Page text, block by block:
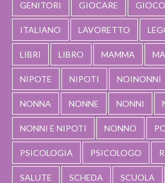
GENITORI GIOCARE GIOCO
ITALIANO LAVORETTO
LIBRI LIBRO MAMMA
NIPOTE NIPOTI NOINONNI
NONNA NONNE NONNI
NONNI E NIPOTI NONNO
PSICOLOGIA PSICOLOGO
SALUTE SCHEDA SCUOLA